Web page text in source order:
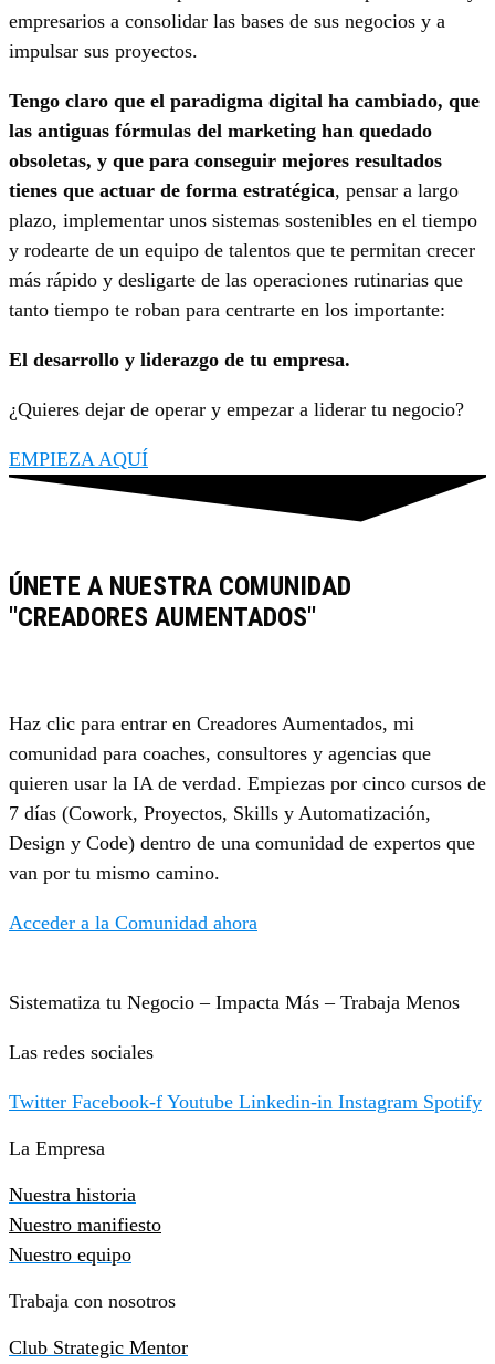
empresarios a consolidar las bases de sus negocios y a
impulsar sus proyectos.
Tengo claro que el paradigma digital ha cambiado, que
las antiguas fórmulas del marketing han quedado
obsoletas, y que para conseguir mejores resultados
tienes que actuar de forma estratégica, pensar a largo
plazo, implementar unos sistemas sostenibles en el tiempo
y rodearte de un equipo de talentos que te permitan crecer
más rápido y desligarte de las operaciones rutinarias que
tanto tiempo te roban para centrarte en los importante:
El desarrollo y liderazgo de tu empresa.
¿Quieres dejar de operar y empezar a liderar tu negocio?
EMPIEZA AQUÍ
ÚNETE A NUESTRA COMUNIDAD
"CREADORES AUMENTADOS"
Haz clic para entrar en Creadores Aumentados, mi
comunidad para coaches, consultores y agencias que
quieren usar la IA de verdad. Empiezas por cinco cursos de
7 días (Cowork, Proyectos, Skills y Automatización,
Design y Code) dentro de una comunidad de expertos que
van por tu mismo camino.
Acceder a la Comunidad ahora
Sistematiza tu Negocio – Impacta Más – Trabaja Menos
Las redes sociales
Twitter Facebook-f Youtube Linkedin-in Instagram Spotify
La Empresa
Nuestra historia
Nuestro manifiesto
Nuestro equipo
Trabaja con nosotros
Club Strategic Mentor